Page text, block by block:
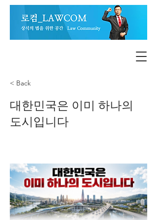
< Back
대한민국은 이미 하나의
도시입니다